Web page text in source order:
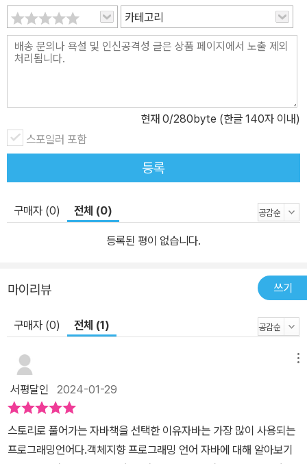
카테고리
현재 0/280byte (한글 140자 이내)
스포일러 포함
등록
구매자 (0) 전체 (0)
등록된 평이 없습니다.
마이리뷰 쓰기
구매자 (0) 전체 (1)
서평달인 2024-01-29
스토리로 풀어가는 자바책을 선택한 이유자바는 가장 많이 사용되는
프로그래밍언어다.객체지향 프로그래밍 언어 자바에 대해 알아보기